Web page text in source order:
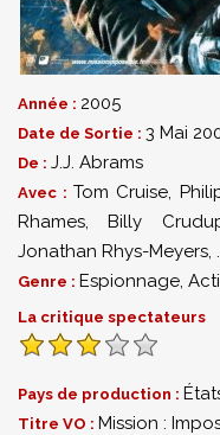
Année : 2005
Date de Sortie : 3 Mai
De : J.J. Abrams
Avec : Tom Cruise,
Rhames,Billy
Jonathan Rhys-Meyers,
Genre : Espionnage,
La critique spectateurs
Pays de production :
Titre VO : Mission :